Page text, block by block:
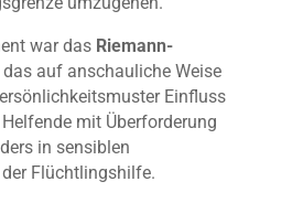
war das Riemann-
das auf anschauliche Weise
Einfluss
mit Überforderung
in sensiblen
Flüchtlingshilfe.